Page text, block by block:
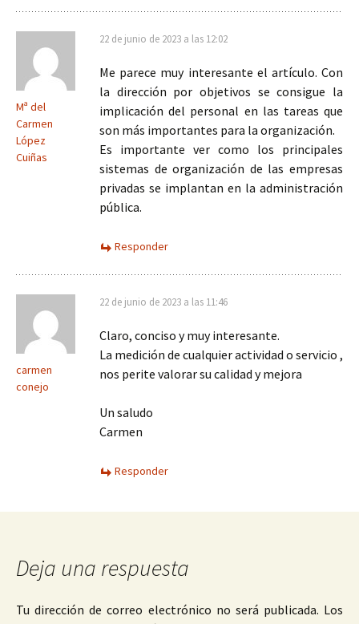
Mª del
Carmen
López
Cuiñas
22 de junio de 2023 a las 12:02
Me parece muy interesante el artículo. Con
la dirección por objetivos se consigue la
implicación del personal en las tareas que
son más importantes para la organización.
Es importante ver como los principales
sistemas de organización de las empresas
privadas se implantan en la administración
pública.
Responder
carmen
conejo
22 de junio de 2023 a las 11:46
Claro, conciso y muy interesante.
La medición de cualquier actividad o servicio ,
nos perite valorar su calidad y mejora
Un saludo
Carmen
Responder
Deja una respuesta
Tu dirección de correo electrónico no será publicada. Los